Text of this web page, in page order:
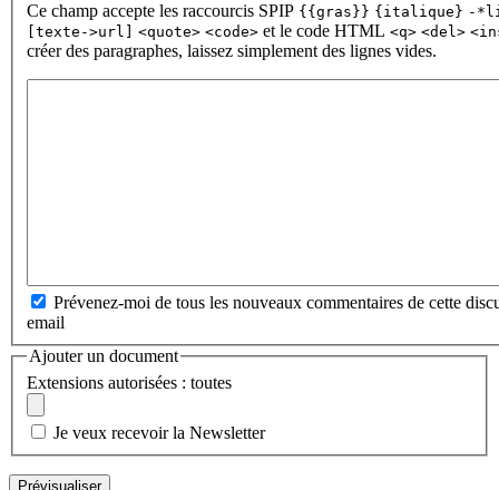
Ce champ accepte les raccourcis SPIP {{gras}} {italique} -
[texte->url]
<quote> <code> et le code HTML <q> <del>
créer des paragraphes, laissez simplement des lignes vides.
Prévenez-moi de tous les nouveaux commentaires de cette
email
Ajouter un document
Extensions autorisées : toutes
Je veux recevoir la Newsletter